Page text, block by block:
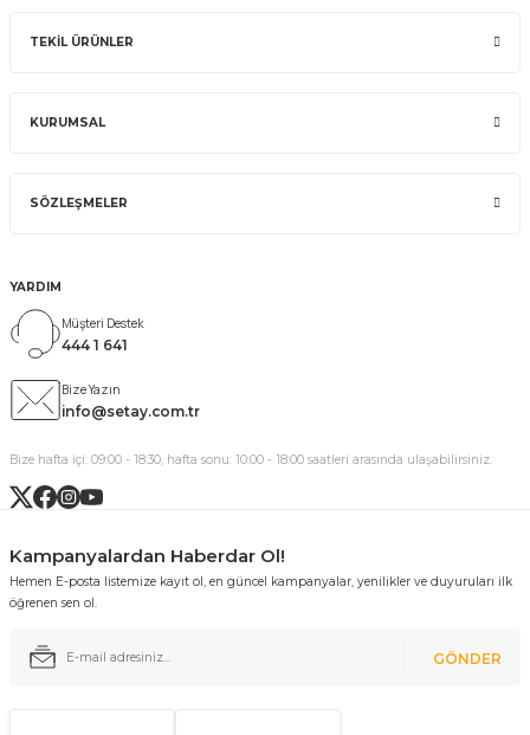
TEKİL ÜRÜNLER
KURUMSAL
SÖZLEŞMELER
YARDIM
Müşteri Destek
444 1 641
Bize Yazın
info@setay.com.tr
Bize hafta içi: 09:00 - 18:30, hafta sonu: 10:00 - 18:00 saatleri arasında ulaşabilirsiniz.
Kampanyalardan Haberdar Ol!
Hemen E-posta listemize kayıt ol, en güncel kampanyalar, yenilikler ve duyuruları ilk
öğrenen sen ol.
GÖNDER